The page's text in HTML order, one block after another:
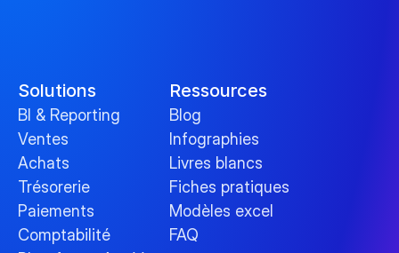
Solutions
BI & Reporting
Ventes
Achats
Trésorerie
Paiements
Comptabilité
Ressources
Blog
Infographies
Livres blancs
Fiches pratiques
Modèles excel
FAQ